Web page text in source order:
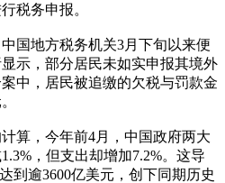
税务申报。
国地方税务机关3月下旬以来便
示，部分居民未如实申报其境外
中，居民被追缴的欠税与罚款金
算，今年前4月，中国政府两大
，但支出却增加7.2%。这导
到逾3600亿美元，创下同期历史